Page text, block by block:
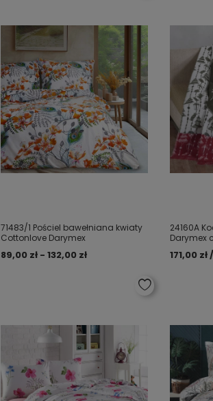
71483/1 Pościel bawełniana kwiaty
Cottonlove Darymex
89,00 zł - 132,00 zł
24160A
Darymex
171,00